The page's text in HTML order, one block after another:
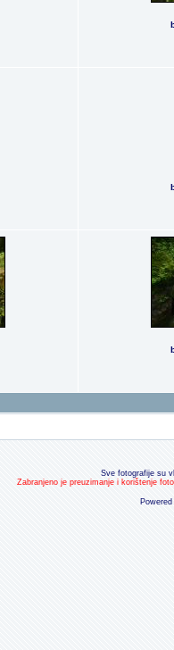
Sve fotografije su
Zabranjeno je preuzimanje i korištenje